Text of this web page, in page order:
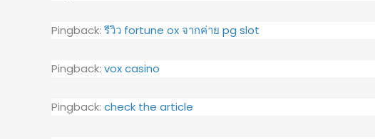
Pingback: รีวิว fortune ox จากค่าย pg slot
Pingback: vox casino
Pingback: check the article